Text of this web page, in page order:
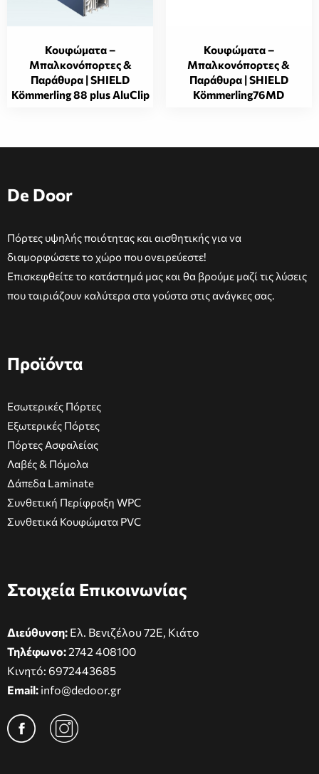
Κουφώματα –
Μπαλκονόπορτες &
Παράθυρα | SHIELD
Kömmerling 88 plus AluClip
Κουφώματα –
Μπαλκονόπορτες &
Παράθυρα | SHIELD
Kömmerling76MD
De Door
Πόρτες υψηλής ποιότητας και αισθητικής για να
διαμορφώσετε το χώρο που ονειρεύεστε!
Επισκεφθείτε το κατάστημά μας και θα βρούμε μαζί τις λύσεις
που ταιριάζουν καλύτερα στα γούστα στις ανάγκες σας.
Προϊόντα
Εσωτερικές Πόρτες
Εξωτερικές Πόρτες
Πόρτες Ασφαλείας
Λαβές & Πόμολα
Δάπεδα Laminate
Συνθετική Περίφραξη WPC
Συνθετικά Κουφώματα PVC
Στοιχεία Επικοινωνίας
Διεύθυνση: Ελ. Βενιζέλου 72Ε, Κιάτο
Τηλέφωνο:2742 408100
Κινητό: 6972443685
Email: info@dedoor.gr